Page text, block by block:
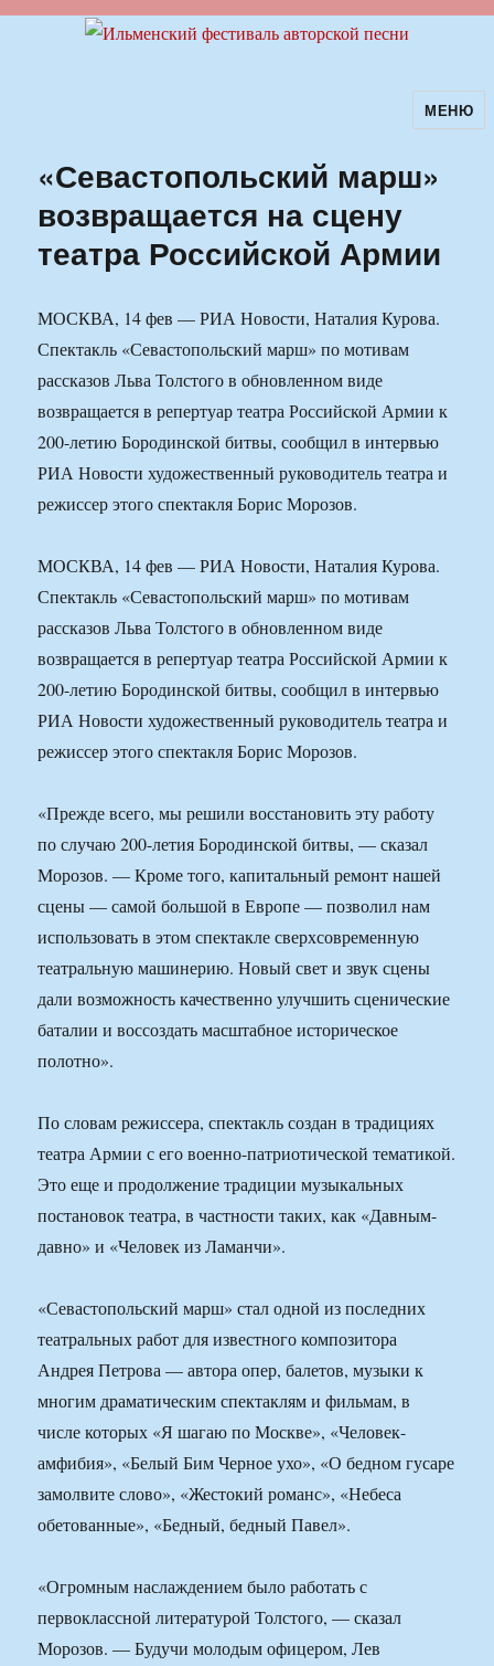
Ильменский фестиваль авторскойМЕНЮ
«Севастопольский марш»
возвращается на сцену
театра Российской Армии
МОСКВА, 14 фев — РИА Новости, Наталия Курова.
Спектакль «Севастопольский марш» по мотивам
рассказов Льва Толстого в обновленном виде
возвращается в репертуар театра Российской Армии к
200-летию Бородинской битвы, сообщил в интервью
РИА Новости художественный руководитель театра и
режиссер этого спектакля Борис Морозов.
МОСКВА, 14 фев — РИА Новости, Наталия Курова.
Спектакль «Севастопольский марш» по мотивам
рассказов Льва Толстого в обновленном виде
возвращается в репертуар театра Российской Армии к
200-летию Бородинской битвы, сообщил в интервью
РИА Новости художественный руководитель театра и
режиссер этого спектакля Борис Морозов.
«Прежде всего, мы решили восстановить эту работу
по случаю 200-летия Бородинской битвы, — сказал
Морозов. — Кроме того, капитальный ремонт нашей
сцены — самой большой в Европе — позволил нам
использовать в этом спектакле сверхсовременную
театральную машинерию. Новый свет и звук сцены
дали возможность качественно улучшить сценические
баталии и воссоздать масштабное историческое
полотно».
По словам режиссера, спектакль создан в традициях
театра Армии с его военно-патриотической тематикой.
Это еще и продолжение традиции музыкальных
постановок театра, в частности таких, как «Давным-
давно» и «Человек из Ламанчи».
«Севастопольский марш» стал одной из последних
театральных работ для известного композитора
Андрея Петрова — автора опер, балетов, музыки к
многим драматическим спектаклям и фильмам, в
числе которых «Я шагаю по Москве», «Человек-
амфибия», «Белый Бим Черное ухо», «О бедном гусаре
замолвите слово», «Жестокий романс», «Небеса
обетованные», «Бедный, бедный Павел».
«Огромным наслаждением было работать с
первоклассной литературой Толстого, — сказал
Морозов. — Будучи молодым офицером, Лев